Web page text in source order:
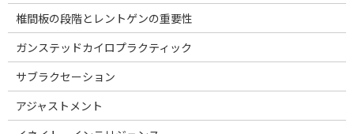
椎間板の段階とレントゲンの重要性
ガンステッドカイロプラクティック
サブラクセーション
アジャストメント